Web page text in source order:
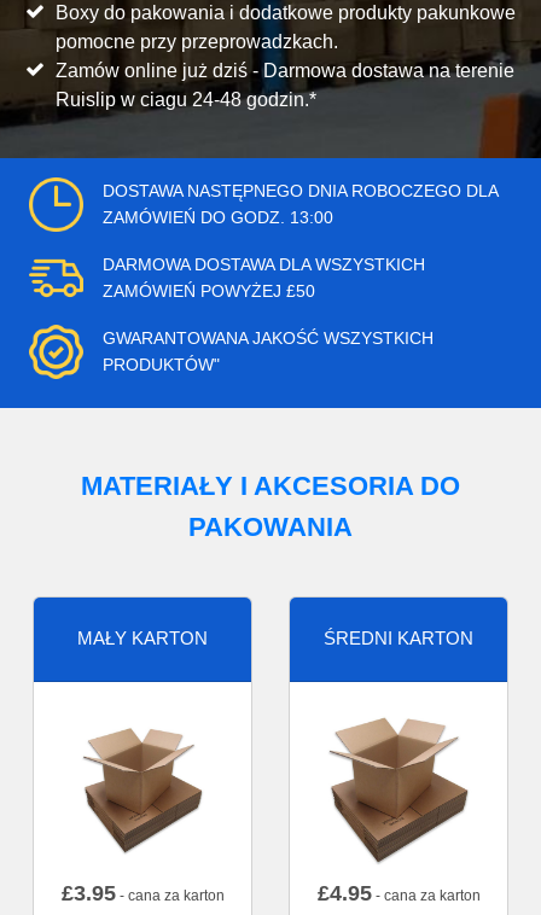
Boxy do pakowania i dodatkowe produkty pakunkowe
pomocne przy przeprowadzkach.
Zamów online już dziś - Darmowa dostawa na terenie
Ruislip w ciagu 24-48 godzin.*
DOSTAWA NASTĘPNEGO DNIA ROBOCZEGO DLA
ZAMÓWIEŃ DO GODZ. 13:00
DARMOWA DOSTAWA DLA WSZYSTKICH
ZAMÓWIEŃ POWYŻEJ £50
GWARANTOWANA JAKOŚĆ WSZYSTKICH
PRODUKTÓW"
MATERIAŁY I AKCESORIA DO
PAKOWANIA
MAŁY KARTON
£3.95- cana za karton
ŚREDNI KARTON
£4.95- cana za karton